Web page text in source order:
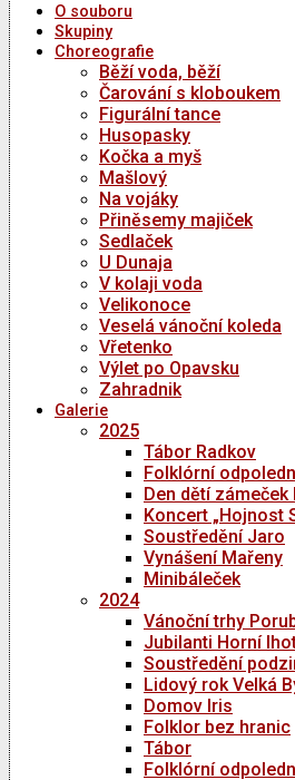
O souboru
Skupiny
Choreografie
Běží voda, běží
Čarování s kloboukem
Figurální tance
Husopasky
Kočka a myš
Mašlový
Na vojáky
Přiněsemy majiček
Sedlaček
U Dunaja
V kolaji voda
Velikonoce
Veselá vánoční koleda
Vřetenko
Výlet po Opavsku
Zahradnik
Galerie
2025
Tábor Radkov
Folklórní
Den dětí zámeček
Koncert „Hojnost
Soustředění Jaro
Vynášení Mařeny
Minibáleček
2024
Vánoční trhy
Jubilanti Horní
Soustředění
Lidový rok Velká
Domov Iris
Folklor bez hranic
Tábor
Folklórní